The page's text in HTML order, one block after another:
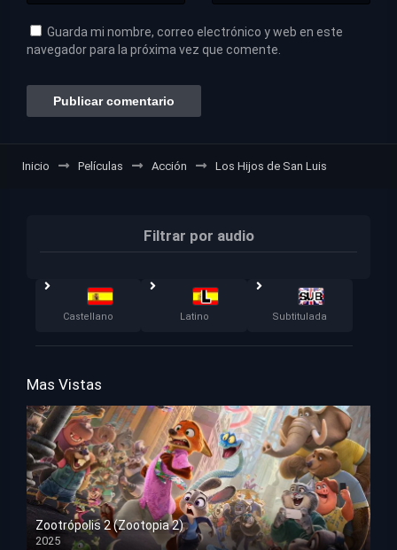
Guarda mi nombre, correo electrónico y web en este
navegador para la próxima vez que comente.
Inicio Películas Acción Los Hijos de San Luis
Filtrar por audio
Castellano Latino Subtitulada
Mas Vistas
Zootrópolis 2 (Zootopia 2)
2025